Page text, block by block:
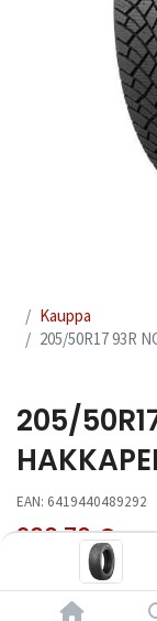
Kauppa
205/50R17 93R
205/
EAN: 6419440489292
233,70€
Toimittajilla